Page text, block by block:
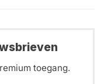
toegang.